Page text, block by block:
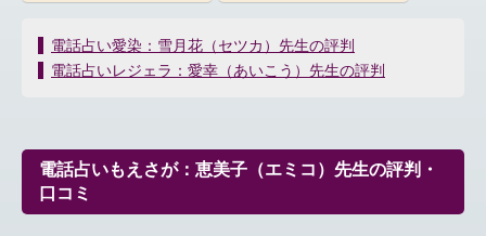
投
稿
ー
シ
ョ
電話占い愛染：雪月花（セツカ）先生の評判
電話占いレジェラ：愛幸（あいこう）先生の評判
電話占いもえさが：恵美子（エミコ）先生の評判・
口コミ